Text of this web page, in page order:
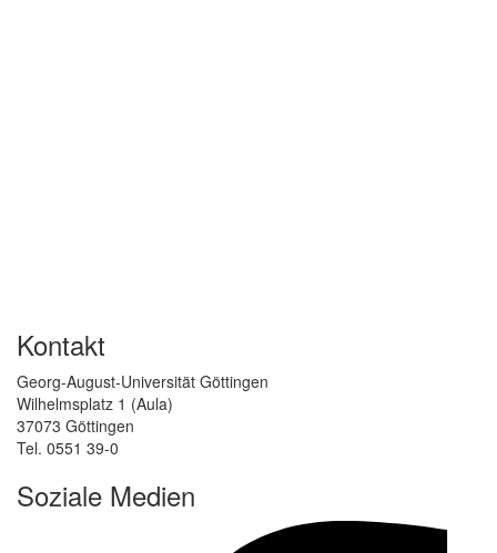
Kontakt
Georg-August-Universität Göttingen
Wilhelmsplatz 1 (Aula)
37073 Göttingen
Tel. 0551 39-0
Soziale Medien